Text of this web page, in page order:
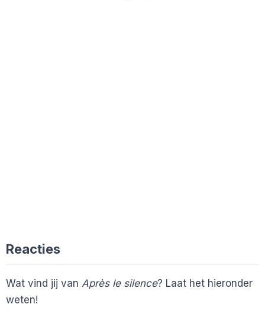
Reacties
Wat vind jij van Après le silence? Laat het hieronder
weten!